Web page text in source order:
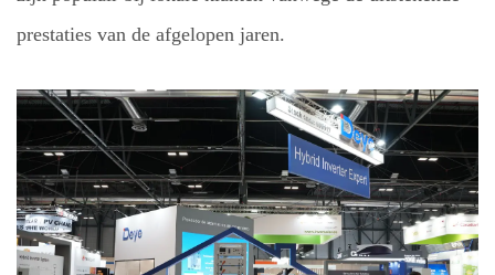
prestaties van de afgelopen jaren.